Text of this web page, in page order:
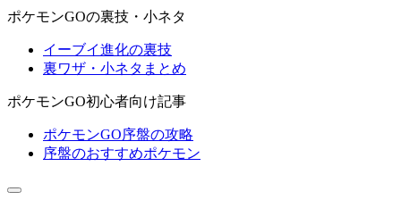
ポケモンGOの裏技・小ネタ
イーブイ進化の裏技
裏ワザ・小ネタまとめ
ポケモンGO初心者向け記事
ポケモンGO序盤の攻略
序盤のおすすめポケモン